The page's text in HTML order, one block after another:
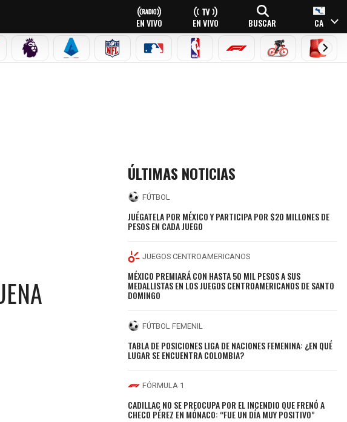
EN VIVO EN VIVO BUSCAR CA
PREMIER LEAGUE
SERIE A NFL MLB NBA FÓRMULA 1CICLISMOBOXEO
ÚLTIMAS NOTICIAS
FÚTBOL
JUÉGATELA POR MÉXICO Y PARTICIPA POR $20 MILLONES DE
PESOS EN CADA JUEGO
JUEGOS CENTROAMERICANOS
MÉXICO PREMIARÁ CON HASTA 50 MIL PESOS A SUS
MEDALLISTAS EN LOS JUEGOS CENTROAMERICANOS DE SANTO
DOMINGO
FÚTBOL FEMENIL
TABLA DE POSICIONES LIGA DE NACIONES FEMENINA: ¿EN QUÉ
LUGAR SE ENCUENTRA COLOMBIA?
FÓRMULA 1
CADILLAC NO SE PREOCUPA POR EL INCENDIO QUE FRENÓ A
CHECO PÉREZ EN MÓNACO: “FUE UN DÍA MUY POSITIVO”